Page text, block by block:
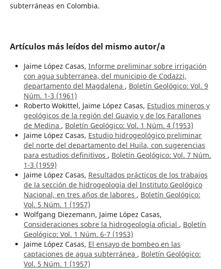
subterráneas en Colombia.
Artículos más leídos del mismo autor/a
Jaime López Casas, Informe preliminar sobre irrigación
con agua subterranea, del municipio de Codazzi,
departamento del Magdalena , Boletín Geológico: Vol. 9
Núm. 1-3 (1961)
Roberto Wokittel, Jaime López Casas, Estudios mineros y
geológicos de la región del Guavio y de los Farallones
de Medina , Boletín Geológico: Vol. 1 Núm. 4 (1953)
Jaime López Casas, Estudio hidrogeológico preliminar
del norte del departamento del Huila, con sugerencias
para estudios definitivos , Boletín Geológico: Vol. 7 Núm.
1-3 (1959)
Jaime López Casas, Resultados prácticos de los trabajos
de la sección de hidrogeología del Instituto Geológico
Nacional, en tres años de labores , Boletín Geológico:
Vol. 5 Núm. 1 (1957)
Wolfgang Diezemann, Jaime López Casas,
Consideraciones sobre la hidrogeología oficial , Boletín
Geológico: Vol. 1 Núm. 6-7 (1953)
Jaime López Casas, El ensayo de bombeo en las
captaciones de agua subterránea , Boletín Geológico:
Vol. 5 Núm. 1 (1957)